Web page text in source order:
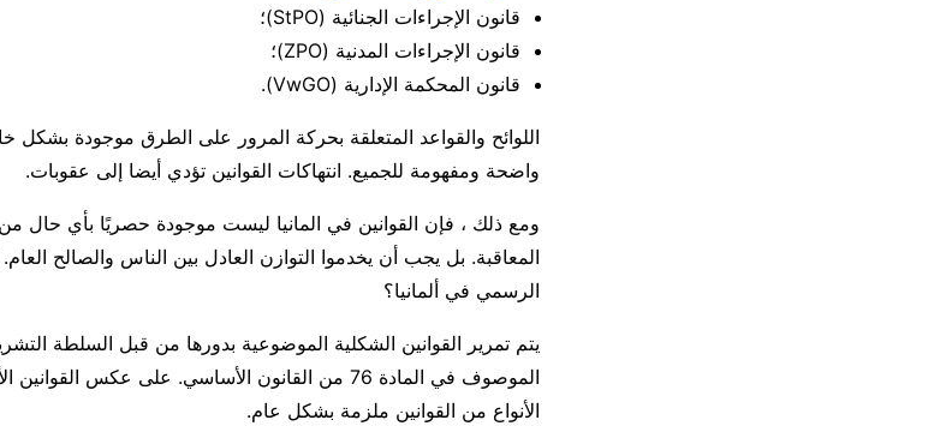
قانون الإجراءات الجنائية (StPO)؛
قانون الإجراءات المدنية (ZPO)؛
قانون المحكمة الإدارية (VwGO).
اللوائح والقواعد المتعلقة بحركة المرور على الطرق موجودة بشكل
واضحة ومفهومة للجميع. انتهاكات القوانين تؤدي أيضا إلى عقوبات.
ومع ذلك ، فإن القوانين في المانيا ليست موجودة حصريًا بأي حال من
المعاقبة. بل يجب أن يخدموا التوازن العادل بين الناس والصالح
الرسمي في ألمانيا؟
يتم تمرير القوانين الشكلية الموضوعية بدورها من قبل السلطة
الموصوف في المادة 76 من القانون الأساسي. على عكس
الأنواع من القوانين ملزمة بشكل عام.